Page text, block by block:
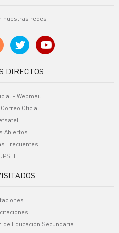
nuestras redes
DIRECTOS
- Webmail
Oficial
Abiertos
Frecuentes
UPSTI
de Educación Secundaria